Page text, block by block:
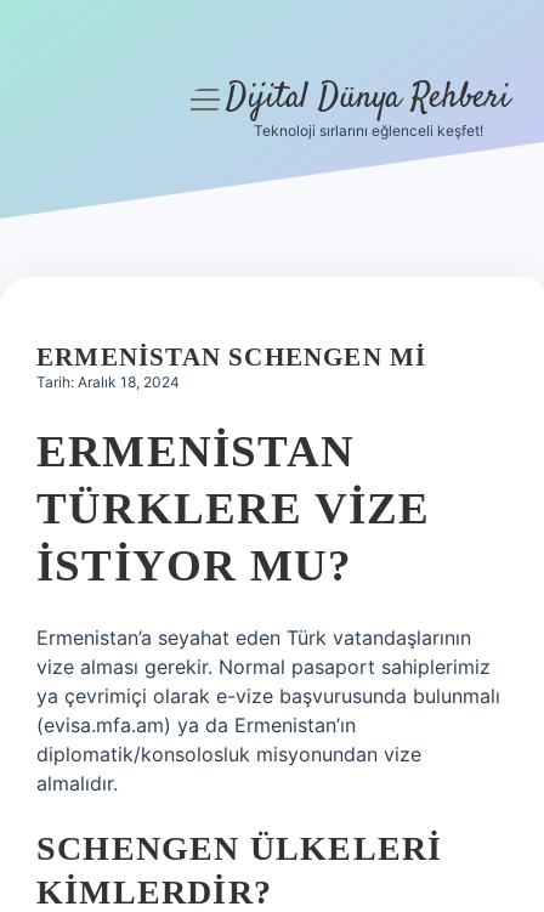
Hakkımızda
menüyüDijital Dünya Rehberi
Teknoloji sırlarını eğlenceli keşfet!
ERMENISTAN SCHENGEN MI
Tarih: Aralık 18, 2024
ERMENISTAN
TÜRKLERE VIZE
ISTIYOR MU?
Ermenistan’a seyahat eden Türk vatandaşlarının
vize alması gerekir. Normal pasaport sahiplerimiz
ya çevrimiçi olarak e-vize başvurusunda bulunmalı
(evisa.mfa.am) ya da Ermenistan’ın
diplomatik/konsolosluk misyonundan vize
almalıdır.
SCHENGEN ÜLKELERI
KIMLERDIR?